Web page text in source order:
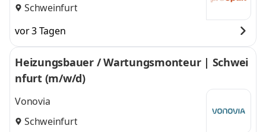
Schweinfurt
vor 3 Tagen
Heizungsbauer / Wartungsmonteur | Schwei
nfurt (m/w/d)
Vonovia
Schweinfurt